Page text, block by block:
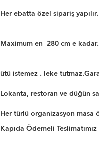
Her ebatta özel sipariş yapılır.
Maximum en 280 cm e kadar.
ütü istemez . leke
Lokanta, restoran ve düğün
Her türlü organizasyon masa
Kapıda Ödemeli